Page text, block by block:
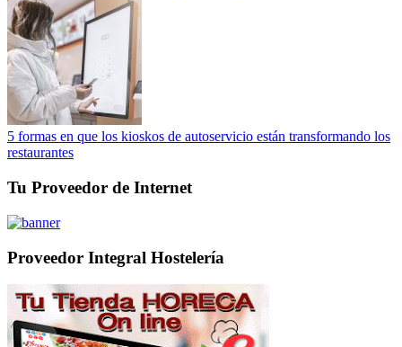
5 formas en que los kioskos de autoservicio están transformando los
restaurantes
Tu Proveedor de Internet
Proveedor Integral Hostelería